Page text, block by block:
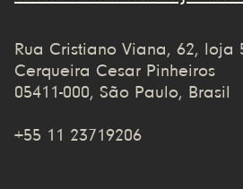
Rua Cristiano Viana, 62, loja
Cerqueira Cesar Pinheiros
05411-000, São Paulo, Brasil
+55 11 23719206